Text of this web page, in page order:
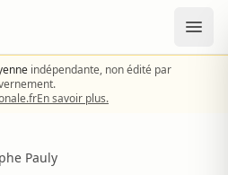
indépendante, non édité par
En savoir plus.
Pauly